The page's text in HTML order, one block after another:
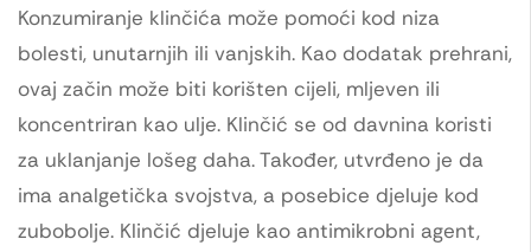
Konzumiranje klinčića može pomoći kod niza
bolesti, unutarnjih ili vanjskih. Kao dodatak prehrani,
ovaj začin može biti korišten cijeli, mljeven ili
koncentriran kao ulje. Klinčić se od davnina koristi
za uklanjanje lošeg daha. Također, utvrđeno je da
ima analgetička svojstva, a posebice djeluje kod
zubobolje. Klinčić djeluje kao antimikrobni agent,